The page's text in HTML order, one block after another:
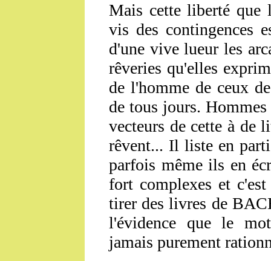
Mais cette liberté que
vis des contingences
d'une vive lueur les
rêveries qu'elles
de l'homme de ceux
de tous jours.
vecteurs de cette à de
rêvent... Il liste en
parfois même ils en
fort complexes et
tirer des livres de
l'évidence que le
jamais purement